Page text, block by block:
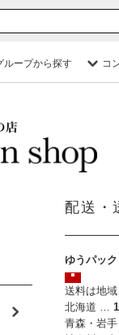
ループから探す コ
配送・
ゆうパック
送料は地域
北海道 …
青森・岩